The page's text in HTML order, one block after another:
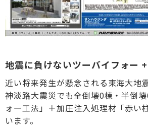
地震に負けないツーバイフォー
近い将来発生が懸念される東海大地
神淡路大震災でも全倒壊0棟・半倒
ォー工法」＋加圧注入処理材「赤い
います。